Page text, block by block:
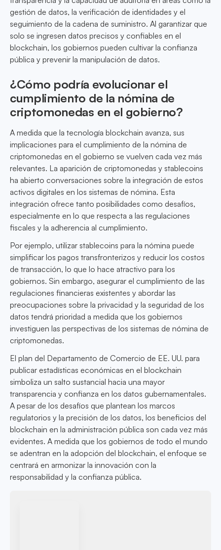
gestión de datos, la verificación de identidades y el
seguimiento de la cadena de suministro. Al garantizar que
solo se ingresen datos precisos y confiables en el
blockchain, los gobiernos pueden cultivar la confianza
pública y prevenir la manipulación de datos.
¿Cómo podría evolucionar el
cumplimiento de la nómina de
criptomonedas en el gobierno?
A medida que la tecnología blockchain avanza, sus
implicaciones para el cumplimiento de la nómina de
criptomonedas en el gobierno se vuelven cada vez más
relevantes. La aparición de criptomonedas y stablecoins
ha abierto conversaciones sobre la integración de estos
activos digitales en los sistemas de nómina. Esta
integración ofrece tanto posibilidades como desafíos,
especialmente en lo que respecta a las regulaciones
fiscales y la adherencia al cumplimiento.
Por ejemplo, utilizar stablecoins para la nómina puede
simplificar los pagos transfronterizos y reducir los costos
de transacción, lo que lo hace atractivo para los
gobiernos. Sin embargo, asegurar el cumplimiento de las
regulaciones financieras existentes y abordar las
preocupaciones sobre la privacidad y la seguridad de los
datos tendrá prioridad a medida que los gobiernos
investiguen las perspectivas de los sistemas de nómina de
criptomonedas.
El plan del Departamento de Comercio de EE. UU. para
publicar estadísticas económicas en el blockchain
simboliza un salto sustancial hacia una mayor
transparencia y confianza en los datos gubernamentales.
A pesar de los desafíos que plantean los marcos
regulatorios y la precisión de los datos, los beneficios del
blockchain en la administración pública son cada vez más
evidentes. A medida que los gobiernos de todo el mundo
se adentran en la adopción del blockchain, el enfoque se
centrará en armonizar la innovación con la
responsabilidad y la confianza pública.